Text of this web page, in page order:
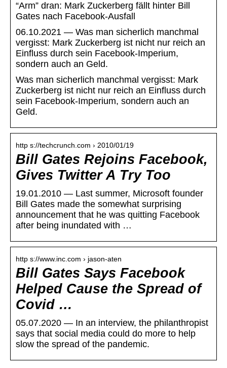
“Arm” dran: Mark Zuckerberg fällt hinter Bill
Gates nach Facebook-Ausfall
06.10.2021 — Was man sicherlich manchmal
vergisst: Mark Zuckerberg ist nicht nur reich an
Einfluss durch sein Facebook-Imperium,
sondern auch an Geld.
Was man sicherlich manchmal vergisst: Mark
Zuckerberg ist nicht nur reich an Einfluss durch
sein Facebook-Imperium, sondern auch an
Geld.
http s://techcrunch.com › 2010/01/19
Bill Gates Rejoins Facebook,
Gives Twitter A Try Too
19.01.2010 — Last summer, Microsoft founder
Bill Gates made the somewhat surprising
announcement that he was quitting Facebook
after being inundated with …
http s://www.inc.com › jason-aten
Bill Gates Says Facebook
Helped Cause the Spread of
Covid …
05.07.2020 — In an interview, the philanthropist
says that social media could do more to help
slow the spread of the pandemic.